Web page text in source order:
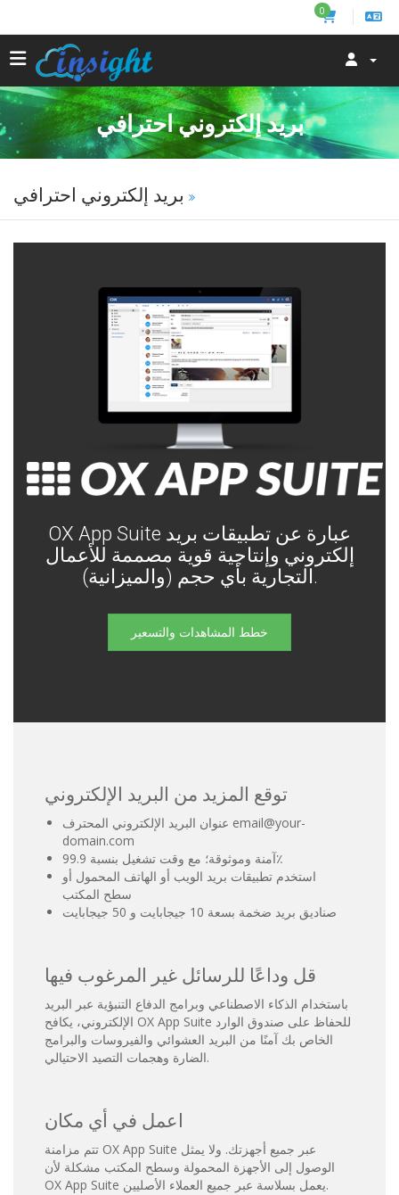
0
بريد إلكتروني احترافي
OX App Suite عبارة عن تطبيقات بريد
إلكتروني وإنتاجية قوية مصممة للأعمال
التجارية بأي حجم (والميزانية).
خطط المشاهدات والتسعير
توقع المزيد من البريد الإلكتروني
عنوان البريد الإلكتروني المحترف email@your-
domain.com
آمنة وموثوقة؛ مع وقت تشغيل بنسبة 99.9٪
استخدم تطبيقات بريد الويب أو الهاتف المحمول أو
سطح المكتب
صناديق بريد ضخمة بسعة 10 جيجابايت و 50 جيجابايت
قل وداعًا للرسائل غير المرغوب فيها
باستخدام الذكاء الاصطناعي وبرامج الدفاع التنبؤية عبر البريد
الإلكتروني، يكافح OX App Suite للحفاظ على صندوق الوارد
الخاص بك آمنًا من البريد العشوائي والفيروسات والبرامج
الضارة وهجمات التصيد الاحتيالي.
اعمل في أي مكان
تتم مزامنة OX App Suite عبر جميع أجهزتك. ولا يمثل
الوصول إلى الأجهزة المحمولة وسطح المكتب مشكلة لأن
OX App Suite يعمل بسلاسة عبر جميع العملاء الأصليين.